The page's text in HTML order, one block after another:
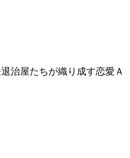
治屋たちが織り成す恋愛Ａ